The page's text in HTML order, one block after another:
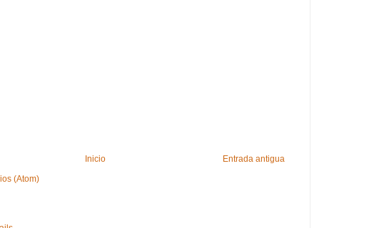
Entrada antigua
Inicio
(Atom)